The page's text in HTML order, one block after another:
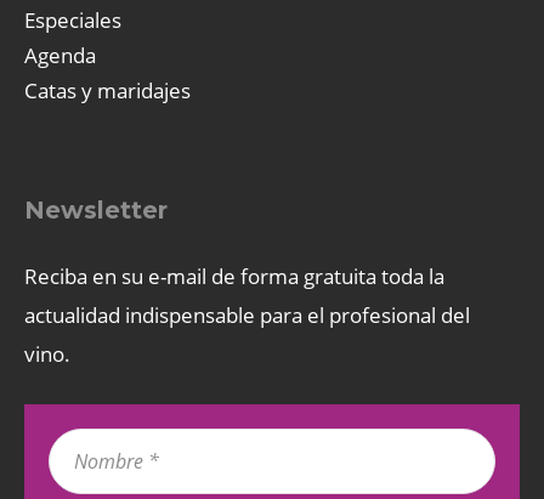
Especiales
Agenda
Catas y maridajes
Newsletter
Reciba en su e-mail de forma gratuita toda la
actualidad indispensable para el profesional del
vino.